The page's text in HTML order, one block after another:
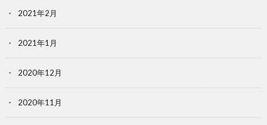
2021年2月
2021年1月
2020年12月
2020年11月